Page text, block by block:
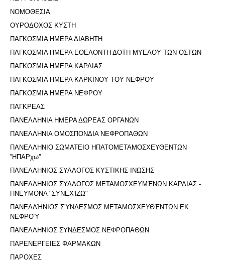
ΝΟΜΟΘΕΣΙΑ
ΟΥΡΟΔΟΧΟΣ ΚΥΣΤΗ
ΠΑΓΚΟΣΜΙΑ ΗΜΕΡΑ ΔΙΑΒΗΤΗ
ΠΑΓΚΟΣΜΙΑ ΗΜΕΡΑ ΕΘΕΛΟΝΤΗ ΔΟΤΗ ΜΥΕΛΟΥ ΤΩΝ ΟΣΤΩΝ
ΠΑΓΚΟΣΜΙΑ ΗΜΕΡΑ ΚΑΡΔΙΑΣ
ΠΑΓΚΟΣΜΙΑ ΗΜΕΡΑ ΚΑΡΚΙΝΟΥ ΤΟΥ ΝΕΦΡΟΥ
ΠΑΓΚΟΣΜΙΑ ΗΜΕΡΑ ΝΕΦΡΟΥ
ΠΑΓΚΡΕΑΣ
ΠΑΝΕΛΛΗΝΙΑ ΗΜΕΡΑ ΔΩΡΕΑΣ ΟΡΓΑΝΩΝ
ΠΑΝΕΛΛΗΝΙΑ ΟΜΟΣΠΟΝΔΙΑ ΝΕΦΡΟΠΑΘΩΝ
ΠΑΝΕΛΛΗΝΙΟ ΣΩΜΑΤΕΙΟ ΗΠΑΤΟΜΕΤΑΜΟΣΧΕΥΘΕΝΤΩΝ
''ΗΠΑΡχω''
ΠΑΝΕΛΛΗΝΙΟΣ ΣΥΛΛΟΓΟΣ ΚΥΣΤΙΚΗΣ ΙΝΩΣΗΣ
ΠΑΝΕΛΛΗΝΙΟΣ ΣΥΛΛΟΓΟΣ ΜΕΤΑΜΟΣΧΕΥΜΈΝΩΝ ΚΑΡΔΙΑΣ -
ΠΝΕΥΜΟΝΑ "ΣΥΝΕΧΊΖΩ"
ΠΑΝΕΛΛΉΝΙΟΣ ΣΎΝΔΕΣΜΟΣ ΜΕΤΑΜΟΣΧΕΥΘΈΝΤΩΝ ΕΚ
ΝΕΦΡΟΎ
ΠΑΝΕΛΛΗΝΙΟΣ ΣΥΝΔΕΣΜΟΣ ΝΕΦΡΟΠΑΘΩΝ
ΠΑΡΕΝΕΡΓΕΙΕΣ ΦΑΡΜΑΚΩΝ
ΠΑΡΟΧΕΣ